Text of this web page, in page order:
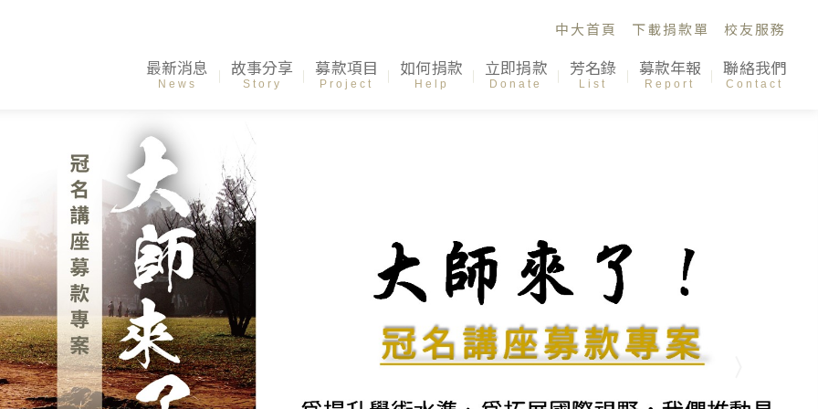
中大首頁 下載捐款單 校友服務
最新消息
News
故事分享
Story
募款項目
Project
如何捐款
Help
立即捐款
Donate
芳名錄
List
募款年報
Report
聯絡我們
Contact